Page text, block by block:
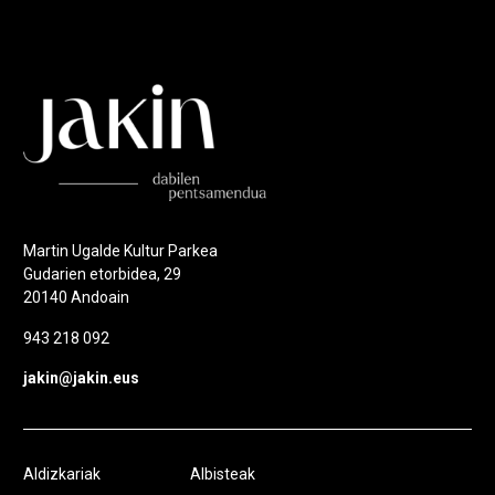
Martin Ugalde Kultur Parkea
Gudarien etorbidea, 29
20140 Andoain
943 218 092
jakin@jakin.eus
Aldizkariak Albisteak